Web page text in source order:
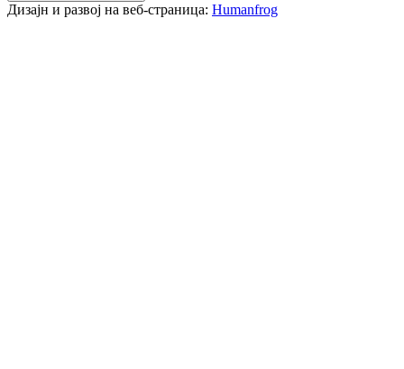
Дизајн и развој на веб-страница: Humanfrog